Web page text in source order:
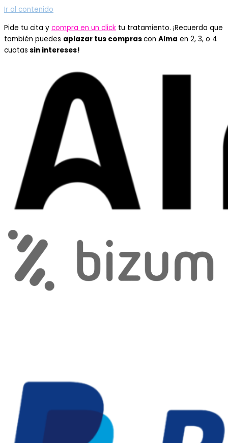
Ir al contenido
Pide tu cita y compra en un click tu tratamiento. ¡Recuerda que
también puedes aplazar tus comprascon Alma en 2, 3, o 4
cuotas sin intereses!